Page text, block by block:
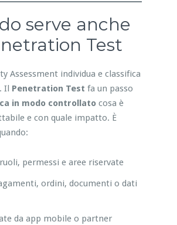
serve anche
Test
Assessment individua e classifica
Il Penetration Test fa un passo
in modo controllatocosa è
e con quale impatto. È
permessi e aree riservate
ordini, documenti o dati
da app mobile o partner